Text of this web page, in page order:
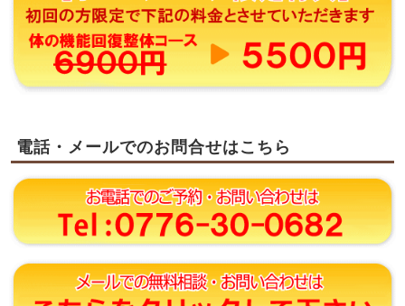
電話・メールでのお問合せはこちら